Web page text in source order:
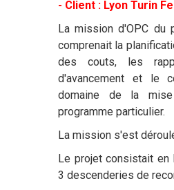
- Client : Lyon Turin
La mission d'OPC du
comprenait la
des couts, les
d'avancement et le
domaine de la
programme particulier.
La mission s'est
Le projet consistait en
3 descenderies de